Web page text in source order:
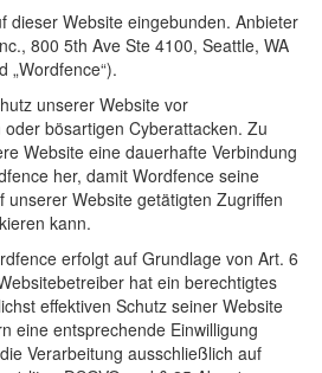
dieser Website eingebunden. Anbieter
800 5th Ave Ste 4100, Seattle, WA
„Wordfence“).
unserer Website vor
bösartigen Cyberattacken. Zu
Website eine dauerhafte Verbindung
her, damit Wordfence seine
unserer Website getätigten Zugriffen
kann.
erfolgt auf Grundlage von Art. 6
hat ein berechtigtes
effektiven Schutz seiner Website
eine entsprechende Einwilligung
Verarbeitung ausschließlich auf